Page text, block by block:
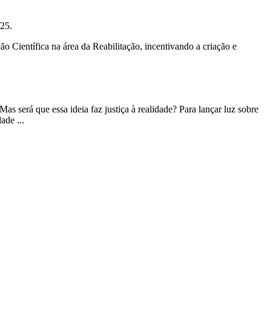
Científica na área da Reabilitação, incentivando a criação e
será que essa ideia faz justiça à realidade? Para lançar luz sobre
...